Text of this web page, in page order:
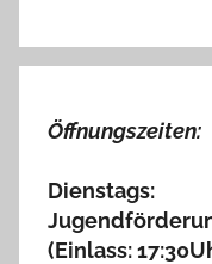
Öffnungszeiten:
Dienstags:
(Einlass: